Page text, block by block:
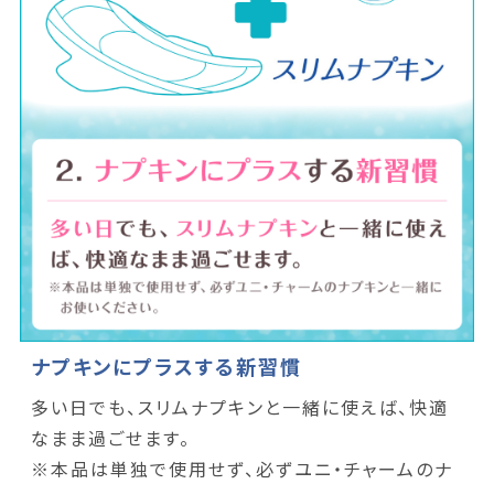
ナプキンにプラスする新習慣
多い日でも、スリムナプキンと一緒に使えば、快適
なまま過ごせます。
※本品は単独で使用せず、必ずユニ・チャームのナ